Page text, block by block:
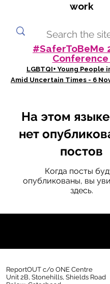
work
#SaferToBeMe
Conference
LGBTQI+ Young People
Amid Uncertain Times - 6
На этом
нет
постов
Когда посты
опубликованы, вы
здесь.
ReportOUT c/o ONE Centre
Unit 2B, Stonehills, Shields Road